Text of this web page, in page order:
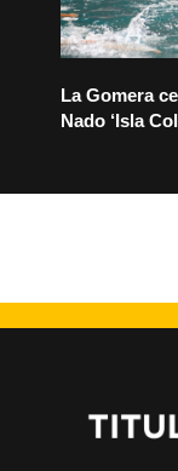
La Gomera
Nado ‘Isla